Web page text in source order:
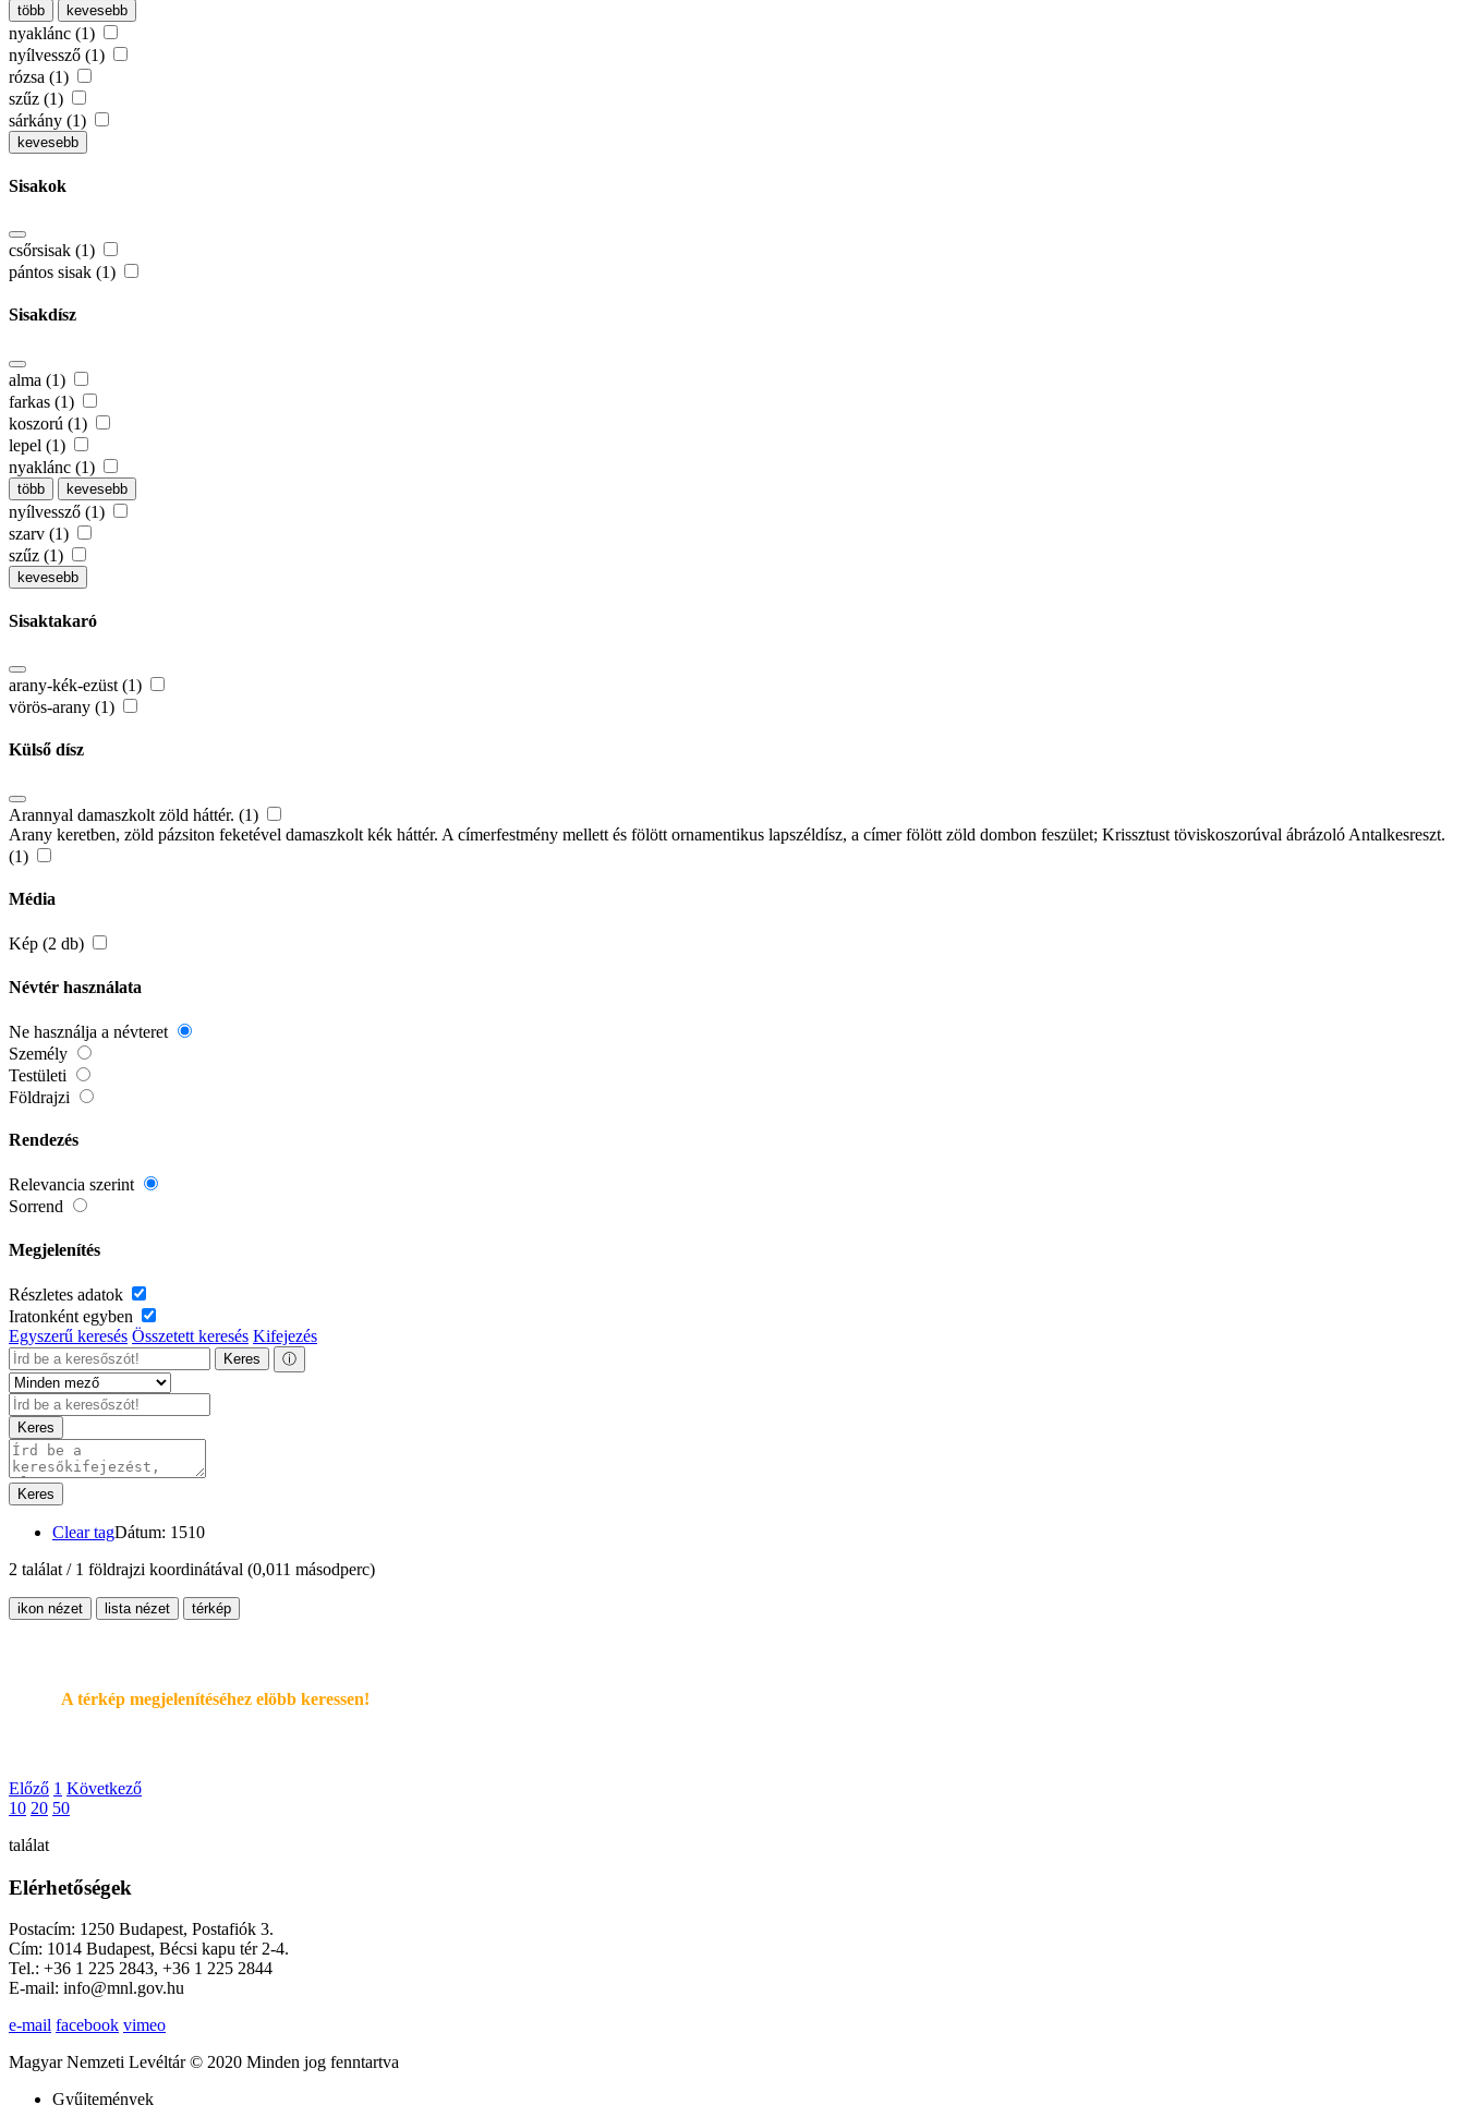
több kevesebb
nyaklánc (1)
nyílvessző (1)
rózsa (1)
szűz (1)
sárkány (1)
kevesebb
Sisakok
csőrsisak (1)
pántos sisak (1)
Sisakdísz
alma (1)
farkas (1)
koszorú (1)
lepel (1)
nyaklánc (1)
több kevesebb
nyílvessző (1)
szarv (1)
szűz (1)
kevesebb
Sisaktakaró
arany-kék-ezüst (1)
vörös-arany (1)
Külső dísz
Arannyal damaszkolt zöld háttér. (1)
Arany keretben, zöld pázsiton feketével damaszkolt kék háttér. A címerfestmény mellett és fölött ornamentikus lapszéldísz, a címer fölött zöld dombon feszület; Krissztust töviskoszorúval ábrázoló Antalkesreszt.
(1)
Média
Kép (2 db)
Névtér használata
Ne használja a névteret
Személy
Testületi
Földrajzi
Rendezés
Relevancia szerint
Sorrend
Megjelenítés
Részletes adatok
Iratonként egyben
Egyszerű keresés Összetett keresés Kifejezés
Keres ⓘ
Keres
Keres
Clear tagDátum: 1510
2 találat / 1 földrajzi koordinátával (0,011 másodperc)
ikon nézet lista nézet térkép
A térkép megjelenítéséhez elöbb keressen!
Előző 1 Következő
10 20 50
találat
Elérhetőségek
Postacím: 1250 Budapest, Postafiók 3.
Cím: 1014 Budapest, Bécsi kapu tér 2-4.
Tel.: +36 1 225 2843, +36 1 225 2844
E-mail: info@mnl.gov.hu
e-mail facebook vimeo
Magyar Nemzeti Levéltár © 2020 Minden jog fenntartva
Gyűjtemények